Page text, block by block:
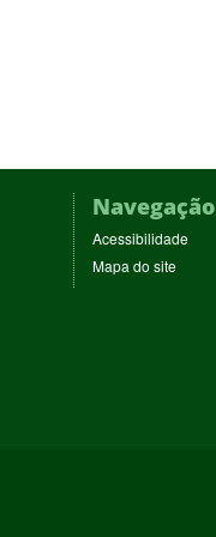
Navegação
Acessibilidade
Mapa do site